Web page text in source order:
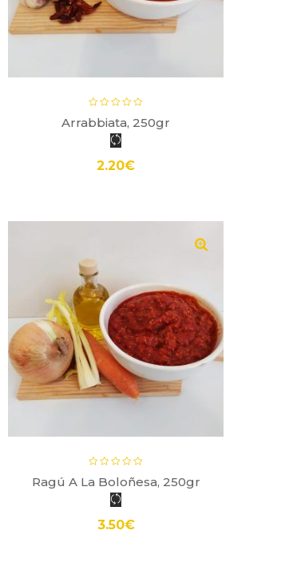
Arrabbiata, 250gr
2.20€
Ragú A La Boloñesa, 250gr
3.50€